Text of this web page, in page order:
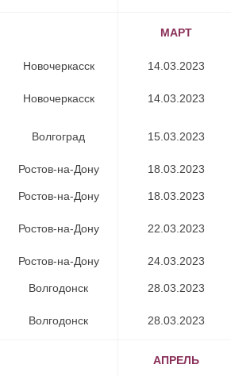
МАРТ
Новочеркасск 14.03.2023
Новочеркасск 14.03.2023
Волгоград 15.03.2023
Ростов-на-Дону 18.03.2023
Ростов-на-Дону 18.03.2023
Ростов-на-Дону 22.03.2023
Ростов-на-Дону 24.03.2023
Волгодонск 28.03.2023
Волгодонск 28.03.2023
АПРЕЛЬ